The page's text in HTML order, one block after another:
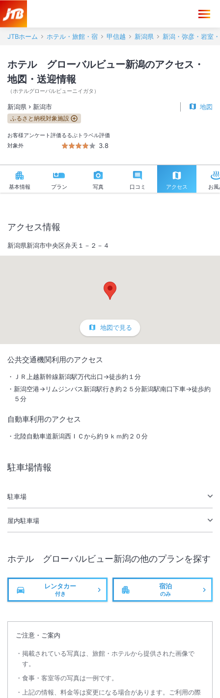
JTBホーム ホテル・旅館・宿 甲信越 新潟県 新潟・弥彦・岩室
ホテル グローバルビュー新潟のアクセス・
地図・送迎情報
（ホテルグローバルビューニイガタ ）
新潟県 新潟市 地図
ふるさと納税対象施設
お客様アンケート評価
対象外
るるぶトラベル評価
3.8
基本情報 プラン 写真 口コミ アクセス お
大浴場（サウナ有）がオープン！新潟駅万代口バスターミナル向かい徒
INチェックイン
15:00/ OUT チェックアウト
11:00
駐車場あり
アクセス情報
新潟県新潟市中央区弁天１－２－４
地図で見る
公共交通機関利用のアクセス
ＪＲ上越新幹線新潟駅万代出口→徒歩約１分
新潟空港→リムジンバス新潟駅行き約２５分新潟駅南口下車→徒歩約
５分
自動車利用のアクセス
北陸自動車道新潟西ＩＣから約９ｋｍ約２０分
駐車場情報
駐車場
屋内駐車場
ホテル グローバルビュー新潟の他のプランを探す
レンタカー
付き
宿泊
のみ
ご注意・ご案内
掲載されている写真は、旅館・ホテルから提供された画像で
す。
食事・客室等の写真は一例です。
上記の情報、料金等は変更になる場合があります。ご利用の際